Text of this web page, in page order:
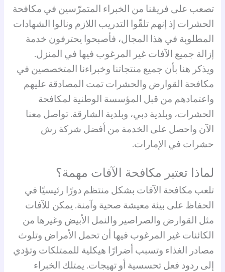
تصعب على فريقنا من الخبراء المتمرّسين في مكافحة
الحشرات إذ إنهم تلقّوا التدريب اللازم ونالوا الشهادات
المطلوبة في هذا المجال، فأصبحوا يحترفون خدمة
إزالة جميع الآفات غير المرغوب فيها في المنزل.
ويذكر هنا بأن جميع منتجاتنا وخبراءنا المتخصصين في
مكافحة القوارض والحشرات تمت المصادقة عليهم
واعتمادهم من قبل المؤسسة الوطنية لمكافحة
الحشرات، وبلدية دبي، وبلدية الشارقة. تواصل معنا
الآن واحصل على الخدمة من أفضل شركة رش
حشرات في الإمارات.
لماذا تعتبر مكافحة الآفات مهمة؟
تلعب مكافحة الآفات بشكل منتظم دورًا رئيسيًا في
الحفاظ على بيئة معيشة صحية وآمنة. يمكن للآفات
مثل القوارض والصراصير والنمل الأبيض وغيرها من
الكائنات غير المرغوب فيها أن تحمل الأمراض وتلوث
مصادر الغذاء وتسبب أضرارًا هيكلية للممتلكات وتؤدي
إلى ردود فعل تحسسية أو تهيجات. يمتلك الخبراء